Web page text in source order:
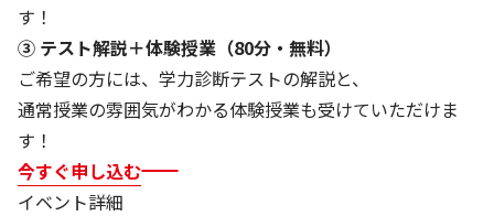
す！
③ テスト解説＋体験授業（80分・無料）
ご希望の方には、学力診断テストの解説と、
通常授業の雰囲気がわかる体験授業も受けていただけま
す！
今すぐ申し込む
イベント詳細